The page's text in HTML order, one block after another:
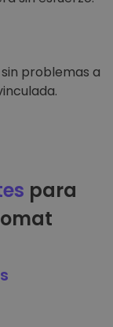
problemas a
para